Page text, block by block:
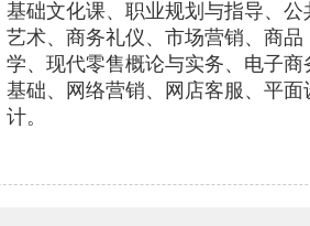
基础文化课、职业规划与指导、公
艺术、商务礼仪、市场营销、商品
学、现代零售概论与实务、电子商
基础、网络营销、网店客服、平面
计。